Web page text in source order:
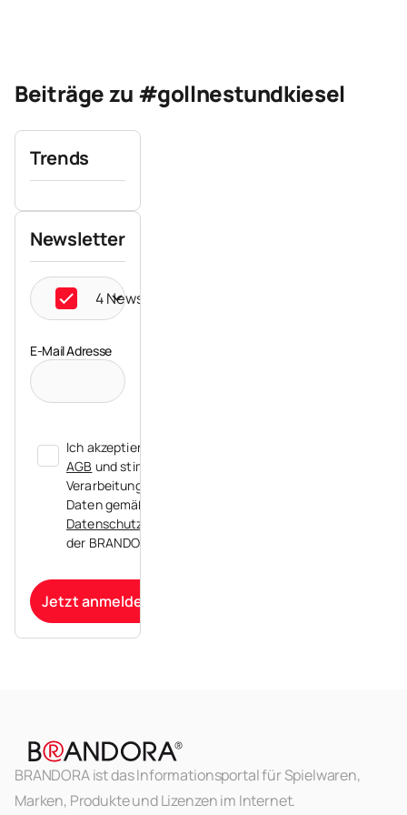
Beiträge zu #gollnestundkiesel
Trends
Newsletter
4 Newsletter ausgewählt
E-Mail Adresse
Ich akzeptiere die
AGB und stimme der
Verarbeitung meiner
Daten gemäß der
Datenschutzerklärung
der BRANDORA zu.
Jetzt anmelden
BRANDORA ist das Informationsportal für Spielwaren,
Marken, Produkte und Lizenzen im Internet.